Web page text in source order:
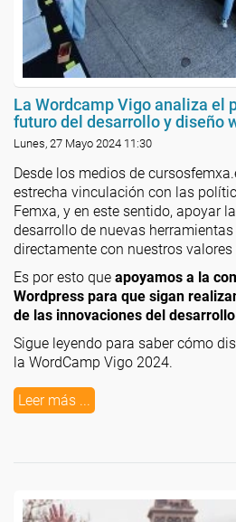
La Wordcamp Vigo analiza el
futuro del desarrollo y diseño
Lunes, 27 Mayo 2024 11:30
Desde los medios de
estrecha vinculación con las
Femxa, y en este sentido, apoyar
desarrollo de nuevas
directamente con nuestros
Es por esto que apoyamos a la
Wordpress para que sigan
de las innovaciones del
Sigue leyendo para saber cómo
la WordCamp Vigo 2024.
Leer más ...